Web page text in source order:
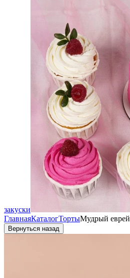
закуски
ГлавнаяКаталогТортыМудрый еврей
Вернуться назад